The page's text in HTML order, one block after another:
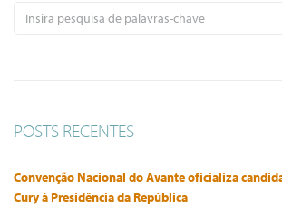
POSTS RECENTES
Convenção Nacional do Avante oficializa
Cury à Presidência da República